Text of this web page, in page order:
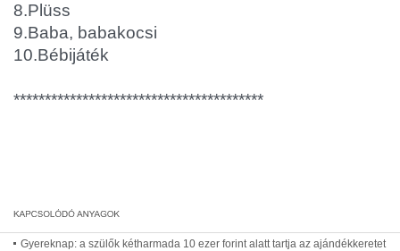
8.Plüss
9.Baba, babakocsi
10.Bébijáték
****************************************
Gyereknap: a szülők kétharmada 10 ezer forint alatt tartja az ajándékkeretet